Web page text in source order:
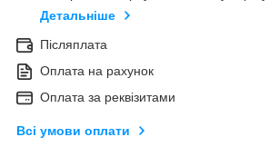
Детальніше
Післяплата
Оплата на рахунок
Оплата за реквізитами
Всі умови оплати